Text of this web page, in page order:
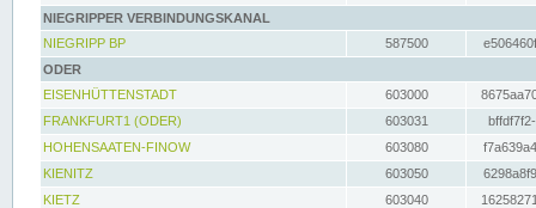
NIEGRIPPER VERBINDUNGSKANAL
NIEGRIPP BP
587500
ODER
EISENHÜTTENSTADT
603000
FRANKFURT1 (ODER)
603031
HOHENSAATEN-FINOW
603080
KIENITZ
603050
KIETZ
603040